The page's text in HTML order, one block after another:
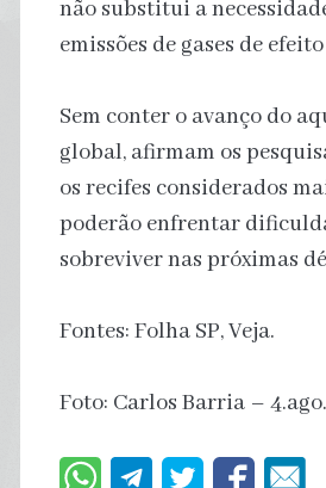
não substitui a
emissões de gases de
Sem conter o avanço do
global, afirmam os
os recifes considerados
poderão enfrentar
sobreviver nas próximas
Fontes: Folha SP, Veja.
Foto: Carlos Barria –